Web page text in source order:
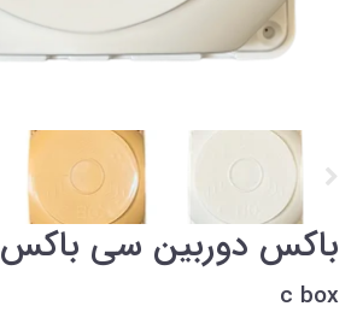
باکس دوربین سی باکس c box
c box